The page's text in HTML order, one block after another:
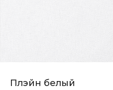
Плэйн белый